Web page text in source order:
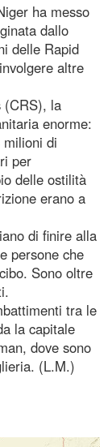
ha messo
dallo
delle Rapid
altre
(CRS), la
enorme:
di
per
delle ostilità
erano a
di finire alla
persone che
Sono oltre
tra le
la capitale
dove sono
(L.M.)